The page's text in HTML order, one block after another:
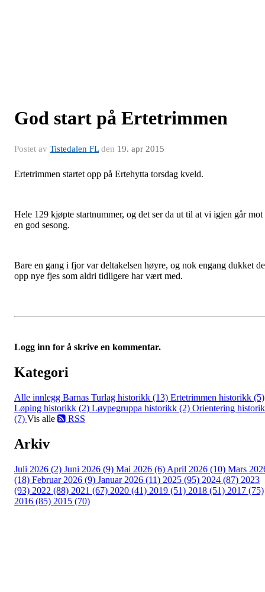
God start på Ertetrimmen
Postet av Tistedalen FLden 19. apr 2015
Ertetrimmen startet opp på Ertehytta torsdag kveld.
Hele 129 kjøpte startnummer, og det ser da ut til at vi igjen går mot
en god sesong.
Bare en gang i fjor var deltakelsen høyre, og nok engang dukket
opp nye fjes som aldri tidligere har vært med.
Logg inn for å skrive en kommentar.
Kategori
Alle innlegg Barnas Turlag historikk (13) Ertetrimmen historikk (5)
Løping historikk (2) Løypegruppa historikk (2) Orientering
(7) Vis alle RSS
Arkiv
Juli 2026 (2) Juni 2026 (9) Mai 2026 (6) April 2026 (10) Mars
(18) Februar 2026 (9) Januar 2026 (11) 2025 (95) 2024 (87) 2023
(93) 2022 (88) 2021 (67) 2020 (41) 2019 (51) 2018 (51) 2017 (75)
2016 (85) 2015 (70)